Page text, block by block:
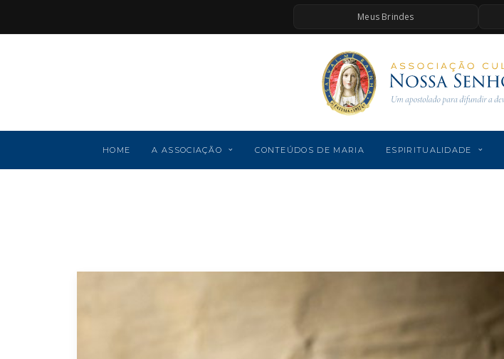
Meus Brindes
HOME A ASSOCIAÇÃO CONTEÚDOS DE MARIA ESPIRITUALIDADE